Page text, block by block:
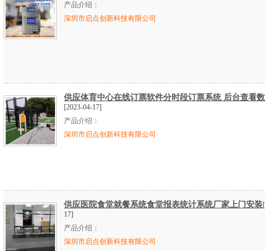
产品介绍：
深圳市启点创新科技有限公司
供应体育中心在线订票软件分时段订票系统 后台查看
[2023-04-17]
产品介绍：
深圳市启点创新科技有限公司
供应医院食堂就餐系统食堂报表统计系统厂家上门安装
17]
产品介绍：
深圳市启点创新科技有限公司